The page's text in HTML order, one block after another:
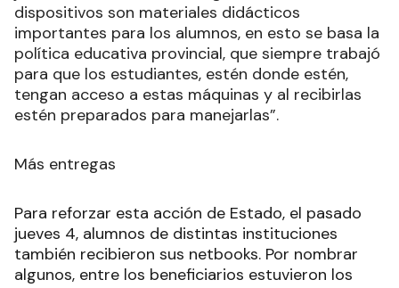
dispositivos son materiales didácticos
importantes para los alumnos, en esto se basa la
política educativa provincial, que siempre trabajó
para que los estudiantes, estén donde estén,
tengan acceso a estas máquinas y al recibirlas
estén preparados para manejarlas”.
Más entregas
Para reforzar esta acción de Estado, el pasado
jueves 4, alumnos de distintas instituciones
también recibieron sus netbooks. Por nombrar
algunos, entre los beneficiarios estuvieron los